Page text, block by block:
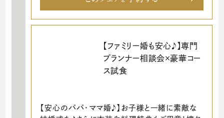
【ファミリー婚も安心♪】専門
プランナー相談会×豪華コー
ス試食
【安心のパパ・ママ婚♪】お子様と一緒に素敵な